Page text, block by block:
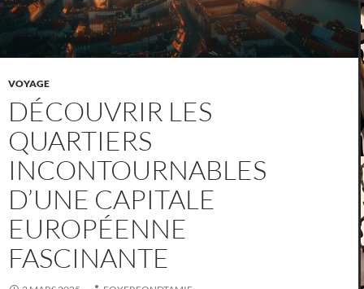
VOYAGE
DÉCOUVRIR LES
QUARTIERS
INCONTOURNABLES
D’UNE CAPITALE
EUROPÉENNE
FASCINANTE